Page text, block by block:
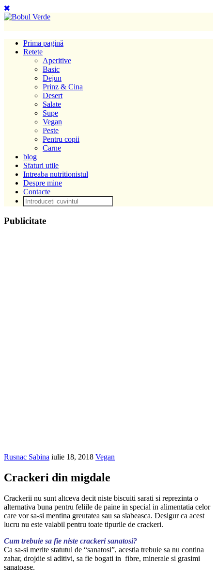
Prima pagină
Retete
Aperitive
Basic
Dejun
Prinz & Cina
Desert
Salate
Supe
Vegan
Peste
Pentru copii
Carne
blog
Sfaturi utile
Intreaba nutritionistul
Despre mine
Contacte
Publicitate
Rusnac Sabina iulie 18, 2018 Vegan
Crackeri din migdale
Crackerii nu sunt altceva decit niste biscuiti sarati si reprezinta o
alternativa buna pentru feliile de paine in special in alimentatia celor
care vor sa-si mentina greutatea sau sa slabeasca. Desigur ca acest
lucru nu este valabil pentru toate tipurile de crackeri.
Cum trebuie sa fie niste crackeri sanatosi?
Ca sa-si merite statutul de “sanatosi”, acestia trebuie sa nu contina
zahar, drojdie si aditivi, sa fie bogati in fibre, minerale si grasimi
sanatoase.